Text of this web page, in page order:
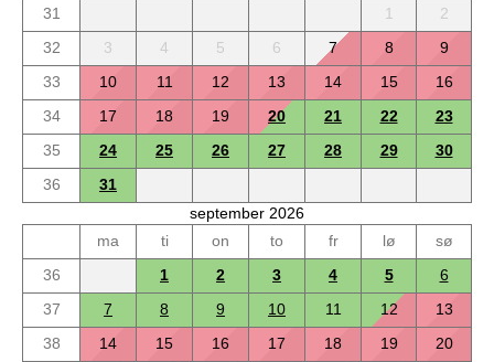
31
1
2
32
3 4 5 6 7 8
9
33
10 11 12 13 14 15
16
34
17 18 19 20 21 22
23
35
24 25 26 27 28 29
30
36
31
september 2026
ma
ti on to fr lø
sø
36
1 2 3 4 5
6
37
7 8 9 10 11 12
13
38
14 15 16 17 18 19
20